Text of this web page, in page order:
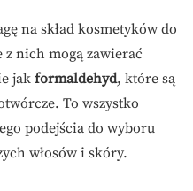
na skład kosmetyków do
nich mogą zawierać
jak formaldehyd, które są
To wszystko
podejścia do wyboru
włosów i skóry.